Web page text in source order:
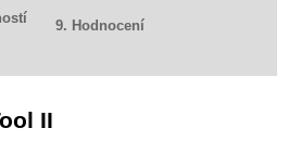
9. Hodnocení
II